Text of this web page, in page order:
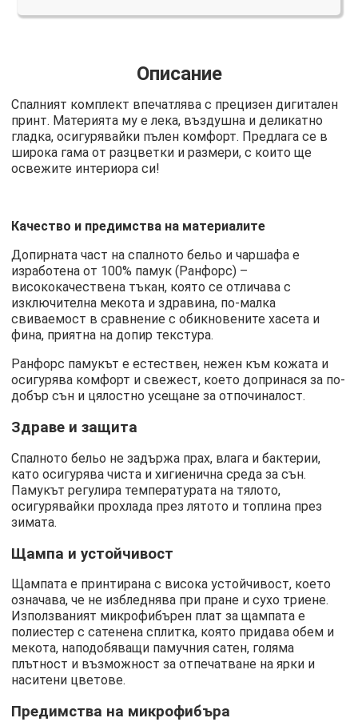
Описание
Спалният комплект впечатлява с прецизен дигитален
принт. Материята му е лека, въздушна и деликатно
гладка, осигурявайки пълен комфорт. Предлага се в
широка гама от разцветки и размери, с които ще
освежите интериора си!
Качество и предимства на материалите
Допирната част на спалното бельо и чаршафа е
изработена от 100% памук (Ранфорс) –
висококачествена тъкан, която се отличава с
изключителна мекота и здравина, по-малка
свиваемост в сравнение с обикновените хасета и
фина, приятна на допир текстура.
Ранфорс памукът е естествен, нежен към кожата и
осигурява комфорт и свежест, което допринася за по-
добър сън и цялостно усещане за отпочиналост.
Здраве и защита
Спалното бельо не задържа прах, влага и бактерии,
като осигурява чиста и хигиенична среда за сън.
Памукът регулира температурата на тялото,
осигурявайки прохлада през лятото и топлина през
зимата.
Щампа и устойчивост
Щампата е принтирана с висока устойчивост, което
означава, че не избледнява при пране и сухо триене.
Използваният микрофибърен плат за щампата е
полиестер с сатенена сплитка, която придава обем и
мекота, наподобяващи памучния сатен, голяма
плътност и възможност за отпечатване на ярки и
наситени цветове.
Предимства на микрофибъра